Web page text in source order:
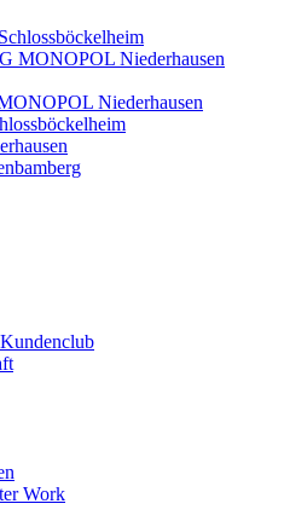
MONOPOL Niederhausen
Niederhausen
Work